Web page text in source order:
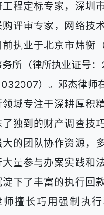
工程定标专家，深圳
购评审专家，网络技
前执业于北京市炜衡
务所（律所执业证号
）。邓杰律师
领域专注于深耕厚积
了独到的财产调查技
大的团队协作资源，
大量参与办案实践和
淀下了丰富的执行回
师擅长巧用强制执